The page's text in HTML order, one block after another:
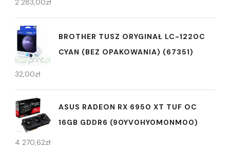
2 283,00zł
BROTHER TUSZ ORYGINAŁ LC-1220C
CYAN (BEZ OPAKOWANIA) (67351)
32,00zł
ASUS RADEON RX 6950 XT TUF OC
16GB GDDR6 (90YV0HY0M0NM00)
4 270,62zł